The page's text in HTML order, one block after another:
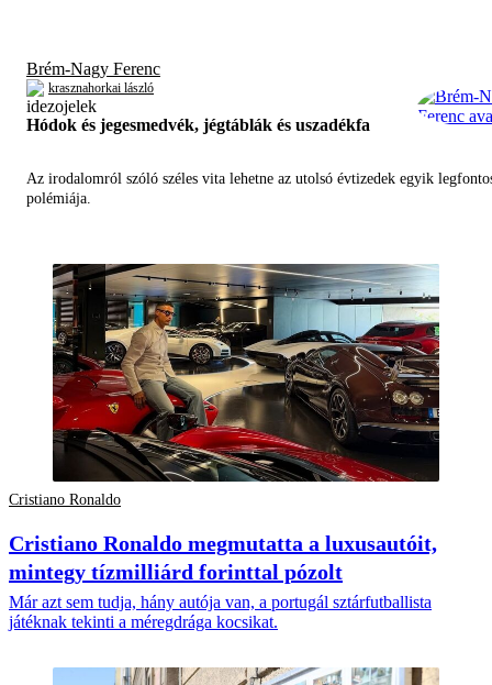
Brém-Nagy Ferenc
krasznahorkai lászló
Hódok és jegesmedvék, jégtáblák és uszadékfa
Az irodalomról szóló széles vita lehetne az utolsó évtizedek egyik
polémiája.
Cristiano Ronaldo
Cristiano Ronaldo megmutatta a luxusautóit,
mintegy tízmilliárd forinttal pózolt
Már azt sem tudja, hány autója van, a portugál sztárfutballista
játéknak tekinti a méregdrága kocsikat.